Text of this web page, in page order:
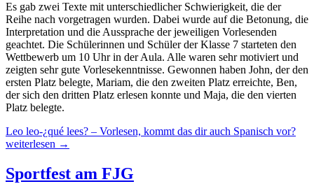
Es gab zwei Texte mit unterschiedlicher Schwierigkeit, die der
Reihe nach vorgetragen wurden. Dabei wurde auf die Betonung, die
Interpretation und die Aussprache der jeweiligen Vorlesenden
geachtet. Die Schülerinnen und Schüler der Klasse 7 starteten den
Wettbewerb um 10 Uhr in der Aula. Alle waren sehr motiviert und
zeigten sehr gute Vorlesekenntnisse. Gewonnen haben John, der den
ersten Platz belegte, Mariam, die den zweiten Platz erreichte, Ben,
der sich den dritten Platz erlesen konnte und Maja, die den vierten
Platz belegte.
Leo leo-¿qué lees? – Vorlesen, kommt das dir auch Spanisch vor?
weiterlesen →
Sportfest am FJG